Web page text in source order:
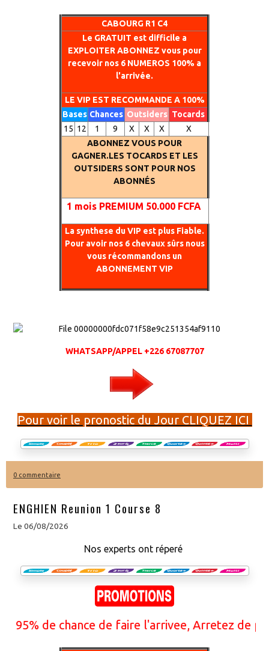
CABOURG R1 C4
Le GRATUIT est difficile a
EXPLOITER ABONNEZ vous pour
recevoir nos 6 NUMEROS 100% a
l'arrivée.
LE VIP EST RECOMMANDE A 100%
Bases Chances Outsiders Tocards
15 12 1 9 X X X
X
ABONNEZ VOUS POUR
GAGNER.LES TOCARDS ET LES
OUTSIDERS SONT POUR NOS
ABONNÉS
1 mois PREMIUM 50.000 FCFA
La synthese du VIP est plus Fiable.
Pour avoir nos 6 chevaux sûrs nous
vous récommandons un
ABONNEMENT VIP
WHATSAPP/APPEL +226 67087707
Pour voir le pronostic du Jour CLIQUEZ ICI
0 commentaire
ENGHIEN Reunion 1 Course 8
Le 06/08/2026
Nos experts ont réperé
de chance de faire l'arrivee, Arretez de